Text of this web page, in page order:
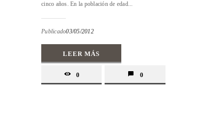
cinco años. En la población de edad...
Publicado03/05/2012
LEER MÁS
0 0